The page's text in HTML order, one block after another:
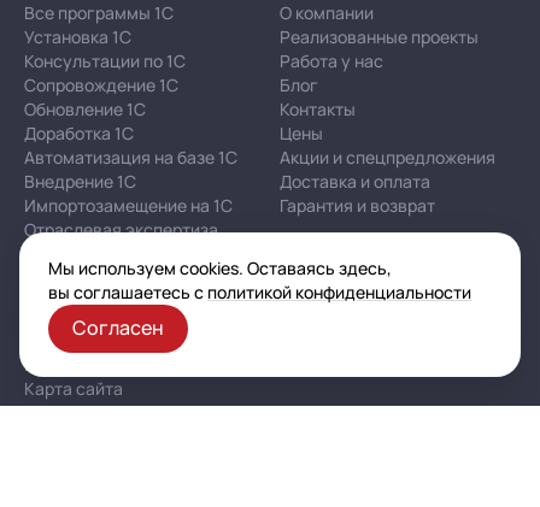
Все программы 1С
Установка 1С
Консультации по 1С
Сопровождение 1С
Обновление 1С
Доработка 1С
Автоматизация на базе 1С
Внедрение 1С
Импортозамещение на 1С
Отраслевая экспертиза
О компании
Реализованные проекты
Работа у нас
Блог
Контакты
Цены
Акции и спецпредложения
Доставка и оплата
Гарантия и возврат
Корпоративная политика в отношении персональных
данных
Политика конфиденциальности
Публичная оферта
Карта сайта
Мы используем cookies. Оставаясь здесь,
вы соглашаетесь с политикой конфиденциальности
Согласен